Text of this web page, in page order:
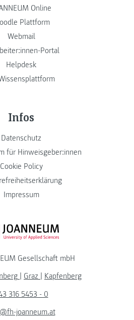
Online
Plattform
Webmail
Portal
Helpdesk
Infos
Datenschutz
für Hinweisgeber:innen
Cookie Policy
Impressum
FH JOANNEUM Logo
Gesellschaft mbH
Graz
Kapfenberg
316 5453 - 0
joanneum.at